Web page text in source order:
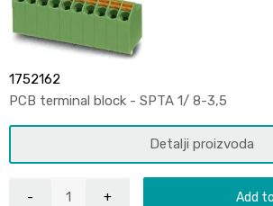
1752162
PCB terminal block - SPTA 1/ 8-3,5
Detalji proizvoda
Add